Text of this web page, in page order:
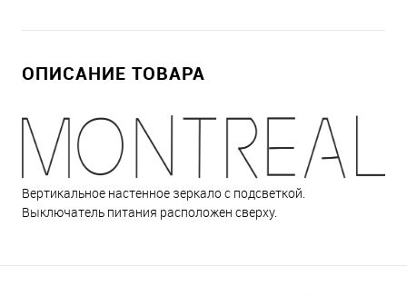
ОПИСАНИЕ ТОВАРА
Вертикальное настенное зеркало с подсветкой.
Выключатель питания расположен сверху.